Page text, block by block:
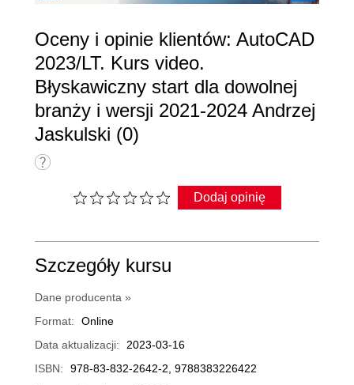
Oceny i opinie klientów: AutoCAD
2023/LT. Kurs video.
Błyskawiczny start dla dowolnej
branży i wersji 2021-2024 Andrzej
Jaskulski (0)
Dodaj opinię
Szczegóły kursu
Dane producenta »
Format:
Online
Data aktualizacji:
2023-03-16
ISBN:
978-83-832-2642-2, 9788383226422